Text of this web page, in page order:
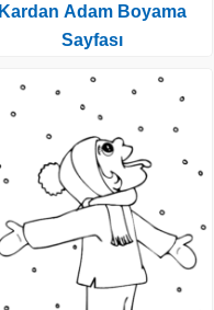
Kardan Adam Boyama
Sayfası